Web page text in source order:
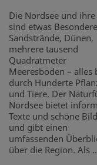
Die Nordsee und ihre
sind etwas
Sandstrände, Dünen,
mehrere tausend
Quadratmeter
Meeresboden – alles
durch Hunderte
und Tiere. Der
Nordsee bietet
Texte und schöne
und gibt einen
umfassenden
über die Region. Als